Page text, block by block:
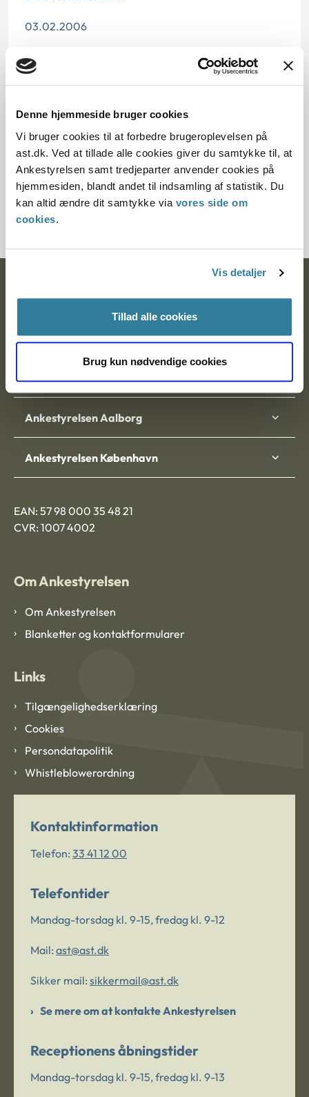
Denne hjemmeside bruger cookies
Vi bruger cookies til at forbedre brugeroplevelsen på
ast.dk. Ved at tillade alle cookies giver du samtykke til, at
Ankestyrelsen samt tredjeparter anvender cookies på
hjemmesiden, blandt andet til indsamling af statistik. Du
kan altid ændre dit samtykke via vores side om
cookies.
Vis detaljer
Tillad alle cookies
Brug kun nødvendige cookies
03.02.2006
Offentliggørelsesdato
11.07.2013
Paragraf
§ 2 § 7 § 9
Journalnummer
6000761-05
Nytorv 7, 2. sal
9000 Aalborg
Ankestyrelsen Aalborg
Ankestyrelsen København
EAN: 57 98 000 35 48 21
CVR: 1007 4002
Om Ankestyrelsen
Om Ankestyrelsen
Blanketter og kontaktformularer
Links
Tilgængelighedserklæring
Cookies
Persondatapolitik
Whistleblowerordning
Kontaktinformation
Telefon: 33 41 12 00
Telefontider
Mandag-torsdag kl. 9-15, fredag kl. 9-12
Mail: ast@ast.dk
Sikker mail: sikkermail@ast.dk
Se mere om at kontakte Ankestyrelsen
Receptionens åbningstider
Mandag-torsdag kl. 9-15, fredag kl. 9-13